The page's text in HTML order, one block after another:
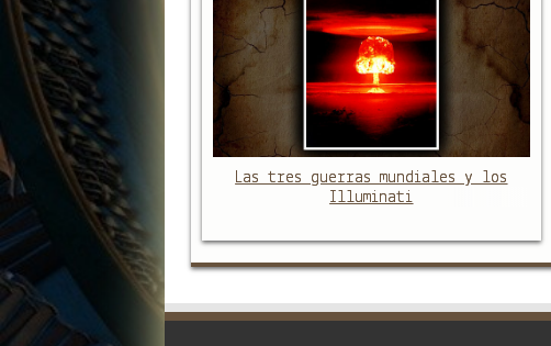
Las tres guerras mundiales y los
Illuminati